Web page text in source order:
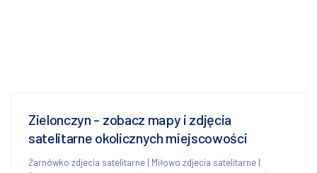
Zielonczyn - zobacz mapy i zdjęcia
satelitarne okolicznych miejscowości
Żarnówko zdjecia satelitarne | Miłowo zdjecia satelitarne |